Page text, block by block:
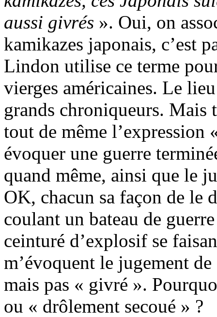
aussi givrés ». Oui, on
kamikazes japonais, c’est
Lindon utilise ce terme
vierges américaines. Le
grands chroniqueurs.
tout de même l’expression
évoquer une guerre
quand même, ainsi que le
OK, chacun sa façon de le
coulant un bateau de
ceinturé d’explosif se
m’évoquent le jugement
mais pas « givré ».
ou « drôlement secoué » ?